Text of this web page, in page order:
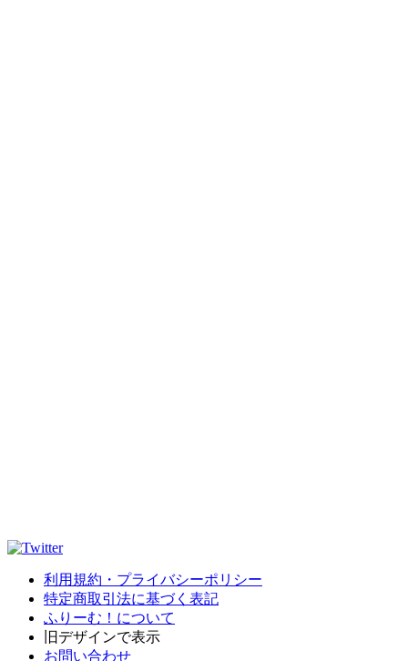
利用規約・プライバシーポリシー
特定商取引法に基づく表記
ふりーむ！について
旧デザインで表示
お問い合わせ